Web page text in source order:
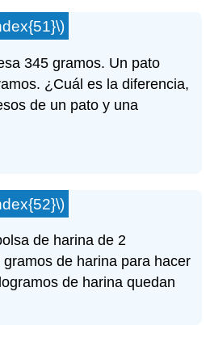
345 gramos. Un pato
¿Cuál es la diferencia,
de un pato y una
de harina de 2
de harina para hacer
de harina quedan